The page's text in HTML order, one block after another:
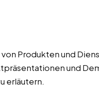
Produkten und
und
erläutern.